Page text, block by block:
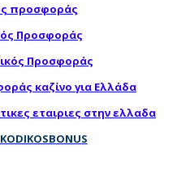
προσφοράς
Προσφοράς
Προσφοράς
καζίνο για Ελλάδα
εταιριες στην ελλαδα